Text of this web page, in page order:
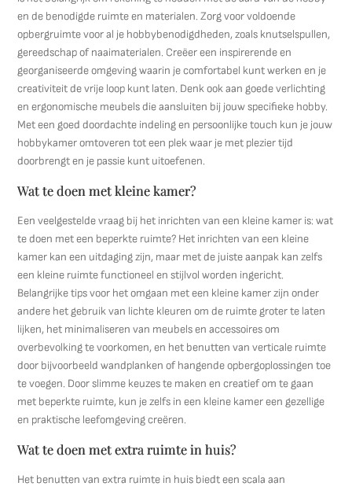
en de benodigde ruimte en materialen. Zorg voor voldoende
opbergruimte voor al je hobbybenodigdheden, zoals knutselspullen,
gereedschap of naaimaterialen. Creëer een inspirerende en
georganiseerde omgeving waarin je comfortabel kunt werken en je
creativiteit de vrije loop kunt laten. Denk ook aan goede verlichting
en ergonomische meubels die aansluiten bij jouw specifieke hobby.
Met een goed doordachte indeling en persoonlijke touch kun je jouw
hobbykamer omtoveren tot een plek waar je met plezier tijd
doorbrengt en je passie kunt uitoefenen.
Wat te doen met kleine kamer?
Een veelgestelde vraag bij het inrichten van een kleine kamer is: wat
te doen met een beperkte ruimte? Het inrichten van een kleine
kamer kan een uitdaging zijn, maar met de juiste aanpak kan zelfs
een kleine ruimte functioneel en stijlvol worden ingericht.
Belangrijke tips voor het omgaan met een kleine kamer zijn onder
andere het gebruik van lichte kleuren om de ruimte groter te laten
lijken, het minimaliseren van meubels en accessoires om
overbevolking te voorkomen, en het benutten van verticale ruimte
door bijvoorbeeld wandplanken of hangende opbergoplossingen toe
te voegen. Door slimme keuzes te maken en creatief om te gaan
met beperkte ruimte, kun je zelfs in een kleine kamer een gezellige
en praktische leefomgeving creëren.
Wat te doen met extra ruimte in huis?
Het benutten van extra ruimte in huis biedt een scala aan